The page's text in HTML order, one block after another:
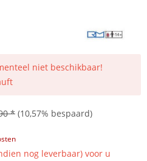
niet beschikbaar!
* (10,57% bespaard)
nog leverbaar) voor u